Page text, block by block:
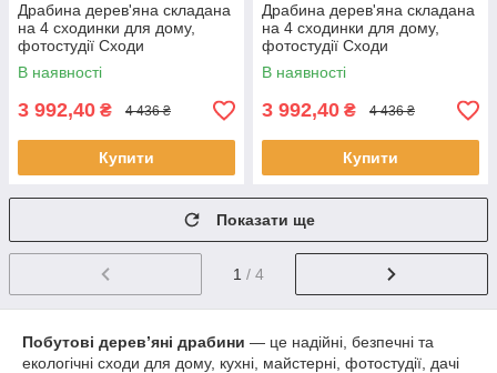
Драбина дерев'яна складана
на 4 сходинки для дому,
фотостудії Сходи
трансформер побутові
розкладні
В наявності
3 992,40 ₴ 4 436 ₴
Купити
Драбина дерев'яна складана
на 4 сходинки для дому,
фотостудії Сходи
трансформер побутові
розкладні
В наявності
3 992,40 ₴ 4 436 ₴
Купити
Показати ще
1 / 4
Побутові дерев’яні драбини — це надійні, безпечні та
екологічні сходи для дому, кухні, майстерні, фотостудії, дачі